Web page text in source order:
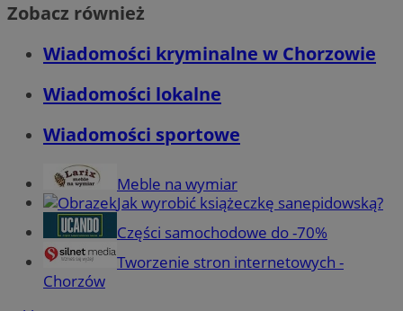
Zobacz również
Wiadomości kryminalne w Chorzowie
Wiadomości lokalne
Wiadomości sportowe
Meble na wymiar
Jak wyrobić książeczkę sanepidowską?
Części samochodowe do -70%
Tworzenie stron internetowych -
Chorzów